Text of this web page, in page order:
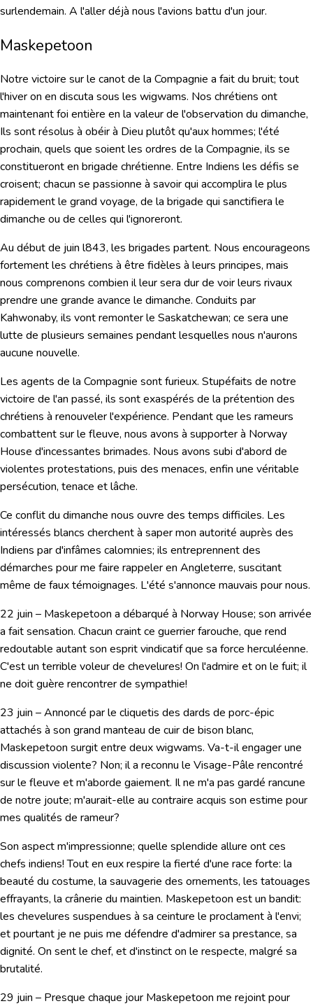
surlendemain. A l'aller déjà nous l'avions battu d'un jour.
Maskepetoon
Notre victoire sur le canot de la Compagnie a fait du bruit; tout
l'hiver on en discuta sous les wigwams. Nos chrétiens ont
maintenant foi entière en la valeur de l'observation du dimanche,
Ils sont résolus à obéir à Dieu plutôt qu'aux hommes; l'été
prochain, quels que soient les ordres de la Compagnie, ils se
constitueront en brigade chrétienne. Entre Indiens les défis se
croisent; chacun se passionne à savoir qui accomplira le plus
rapidement le grand voyage, de la brigade qui sanctifiera le
dimanche ou de celles qui l'ignoreront.
Au début de juin l843, les brigades partent. Nous encourageons
fortement les chrétiens à être fidèles à leurs principes, mais
nous comprenons combien il leur sera dur de voir leurs rivaux
prendre une grande avance le dimanche. Conduits par
Kahwonaby, ils vont remonter le Saskatchewan; ce sera une
lutte de plusieurs semaines pendant lesquelles nous n'aurons
aucune nouvelle.
Les agents de la Compagnie sont furieux. Stupéfaits de notre
victoire de l'an passé, ils sont exaspérés de la prétention des
chrétiens à renouveler l'expérience. Pendant que les rameurs
combattent sur le fleuve, nous avons à supporter à Norway
House d'incessantes brimades. Nous avons subi d'abord de
violentes protestations, puis des menaces, enfin une véritable
persécution, tenace et lâche.
Ce conflit du dimanche nous ouvre des temps difficiles. Les
intéressés blancs cherchent à saper mon autorité auprès des
Indiens par d'infâmes calomnies; ils entreprennent des
démarches pour me faire rappeler en Angleterre, suscitant
même de faux témoignages. L'été s'annonce mauvais pour nous.
22 juin – Maskepetoon a débarqué à Norway House; son arrivée
a fait sensation. Chacun craint ce guerrier farouche, que rend
redoutable autant son esprit vindicatif que sa force herculéenne.
C'est un terrible voleur de chevelures! On l'admire et on le fuit; il
ne doit guère rencontrer de sympathie!
23 juin – Annoncé par le cliquetis des dards de porc-épic
attachés à son grand manteau de cuir de bison blanc,
Maskepetoon surgit entre deux wigwams. Va-t-il engager une
discussion violente? Non; il a reconnu le Visage-Pâle rencontré
sur le fleuve et m'aborde gaiement. Il ne m'a pas gardé rancune
de notre joute; m'aurait-elle au contraire acquis son estime pour
mes qualités de rameur?
Son aspect m'impressionne; quelle splendide allure ont ces
chefs indiens! Tout en eux respire la fierté d'une race forte: la
beauté du costume, la sauvagerie des ornements, les tatouages
effrayants, la crânerie du maintien. Maskepetoon est un bandit:
les chevelures suspendues à sa ceinture le proclament à l'envi;
et pourtant je ne puis me défendre d'admirer sa prestance, sa
dignité. On sent le chef, et d'instinct on le respecte, malgré sa
brutalité.
29 juin – Presque chaque jour Maskepetoon me rejoint pour